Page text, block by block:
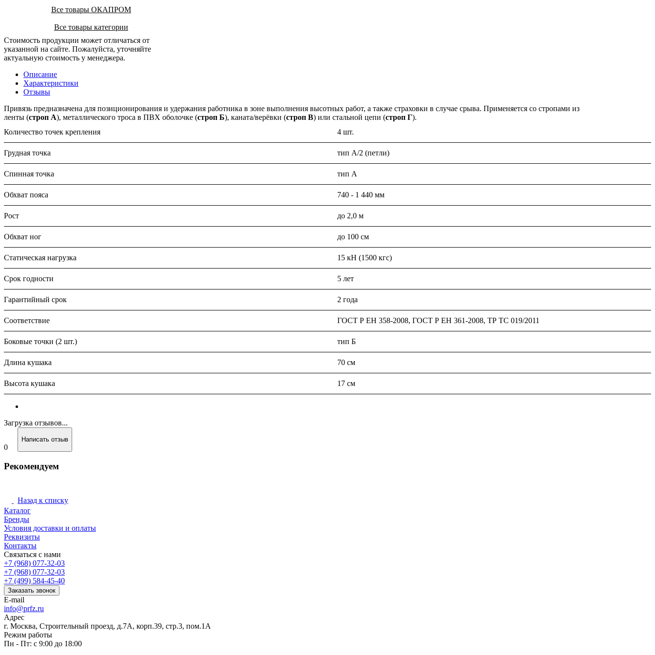
Все товары ОКАПРОМ
Все товары категории
Стоимость продукции может отличаться от
указанной на сайте. Пожалуйста, уточняйте
актуальную стоимость у менеджера.
Описание
Характеристики
Отзывы
Привязь предназначена для позиционирования и удержания работника в зоне выполнения высотных работ, а также страховки в случае срыва. Применяется со стропами из
ленты (строп А), металлического троса в ПВХ оболочке (строп Б), каната/верёвки (строп В) или стальной цепи (строп Г).
Количество точек крепления
4 шт.
Грудная точка тип А/2 (петли)
Спинная точка тип А
Обхват пояса 740 - 1 440 мм
Рост до 2,0 м
Обхват ног до 100 см
Статическая нагрузка 15 кН (1500 кгс)
Срок годности 5 лет
Гарантийный срок 2 года
Соответствие ГОСТ Р ЕН 358-2008, ГОСТ Р ЕН 361-2008, ТР ТС 019/2011
Боковые точки (2 шт.) тип Б
Длина кушака 70 см
Высота кушака 17 см
Загрузка отзывов...
0
Написать отзыв
Рекомендуем
Назад к списку
Каталог
Бренды
Условия доставки и оплаты
Реквизиты
Контакты
Связаться с нами
+7 (968) 077-32-03
+7 (968) 077-32-03
+7 (499) 584-45-40
Заказать звонок
E-mail
info@prfz.ru
Адрес
г. Москва, Строительный проезд, д.7А, корп.39, стр.3, пом.1А
Режим работы
Пн - Пт: с 9:00 до 18:00